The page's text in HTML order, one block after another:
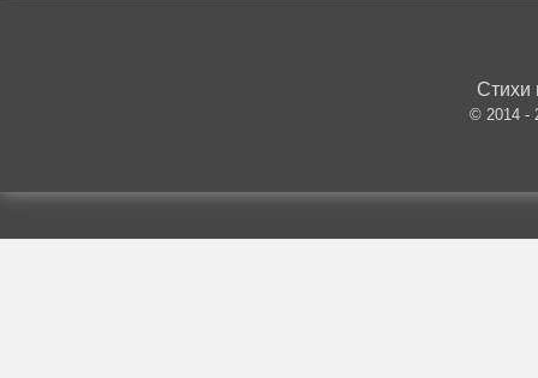
Стихи
© 2014 -